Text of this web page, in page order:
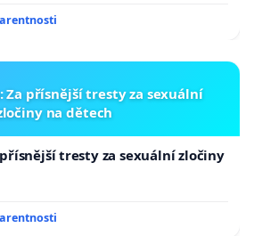
Za přísnější tresty za sexuální
na dětech
tresty za sexuální zločiny